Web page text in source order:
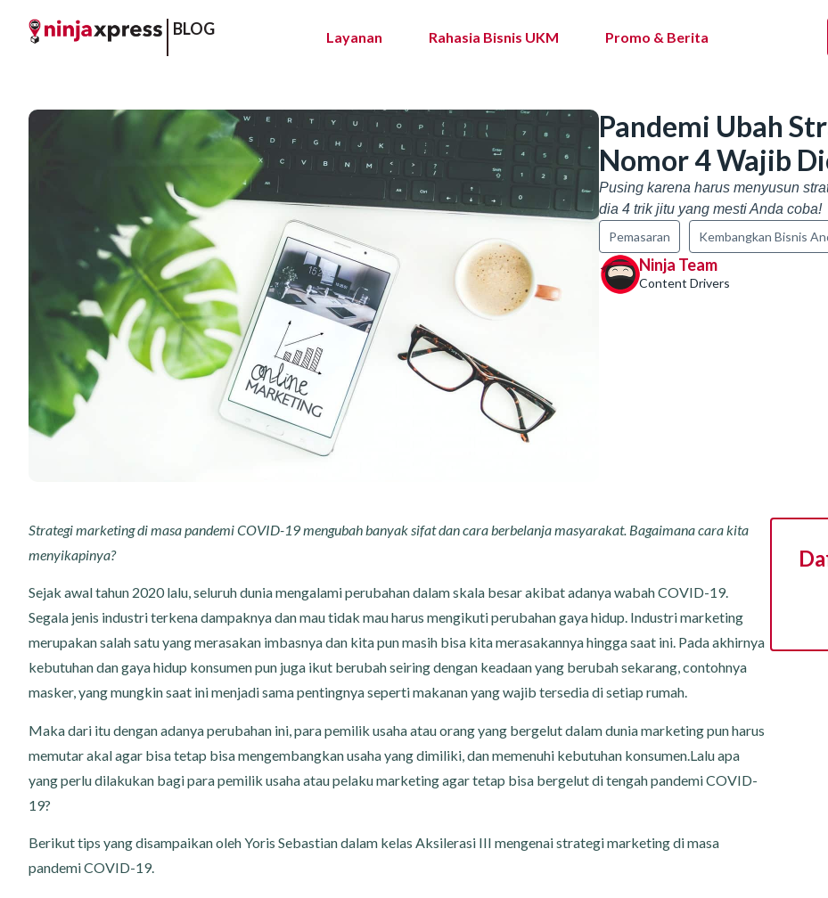
BLOG Layanan Rahasia Bisnis UKM Promo & Berita
Pandemi Ubah
Nomor 4 Wajib
Pusing karena harus menyusun
dia 4 trik jitu yang mesti Anda coba!
Pemasaran
Kembangkan Bisnis
Ninja Team
Content Drivers
Strategi marketing di masa pandemi COVID-19 mengubah banyak sifat dan cara berbelanja masyarakat. Bagaimana cara kita
menyikapinya?
Sejak awal tahun 2020 lalu, seluruh dunia mengalami perubahan dalam skala besar akibat adanya wabah COVID-19.
Segala jenis industri terkena dampaknya dan mau tidak mau harus mengikuti perubahan gaya hidup. Industri marketing
merupakan salah satu yang merasakan imbasnya dan kita pun masih bisa kita merasakannya hingga saat ini. Pada akhirnya
kebutuhan dan gaya hidup konsumen pun juga ikut berubah seiring dengan keadaan yang berubah sekarang, contohnya
masker, yang mungkin saat ini menjadi sama pentingnya seperti makanan yang wajib tersedia di setiap rumah.
Maka dari itu dengan adanya perubahan ini, para pemilik usaha atau orang yang bergelut dalam dunia marketing pun harus
memutar akal agar bisa tetap bisa mengembangkan usaha yang dimiliki, dan memenuhi kebutuhan konsumen.Lalu apa
yang perlu dilakukan bagi para pemilik usaha atau pelaku marketing agar tetap bisa bergelut di tengah pandemi COVID-
19?
Berikut tips yang disampaikan oleh Yoris Sebastian dalam kelas Aksilerasi III mengenai strategi marketing di masa
pandemi COVID-19.